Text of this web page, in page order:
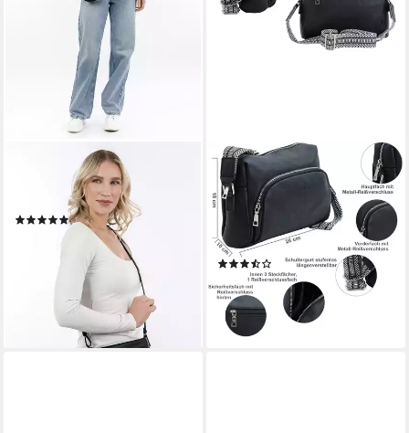
Umhängetasche TAS Nele (1-
(4)
35,95 €
lieferbar - in 2-3 Werktagen bei dir
+6
J JONES JENNIFER JONES
Schultertasche Modische
Damen Umhängetasche –
Crossbody Bag mit gewebtem
Schultergurt
(7)
32,49 €
lieferbar - in 3-4 Werktagen bei dir